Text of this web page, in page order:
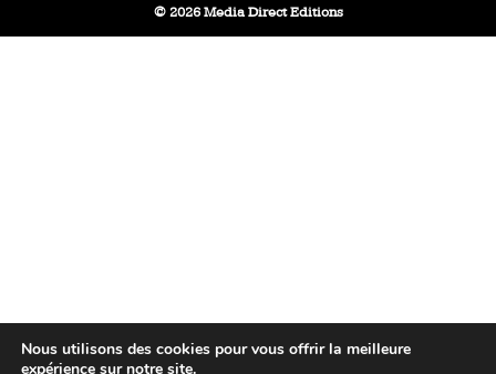
© 2026 Media Direct Editions
Nous utilisons des cookies pour vous offrir la meilleure
expérience sur notre site.